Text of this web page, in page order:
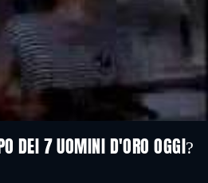
DEI 7 UOMINI D'ORO OGGI?